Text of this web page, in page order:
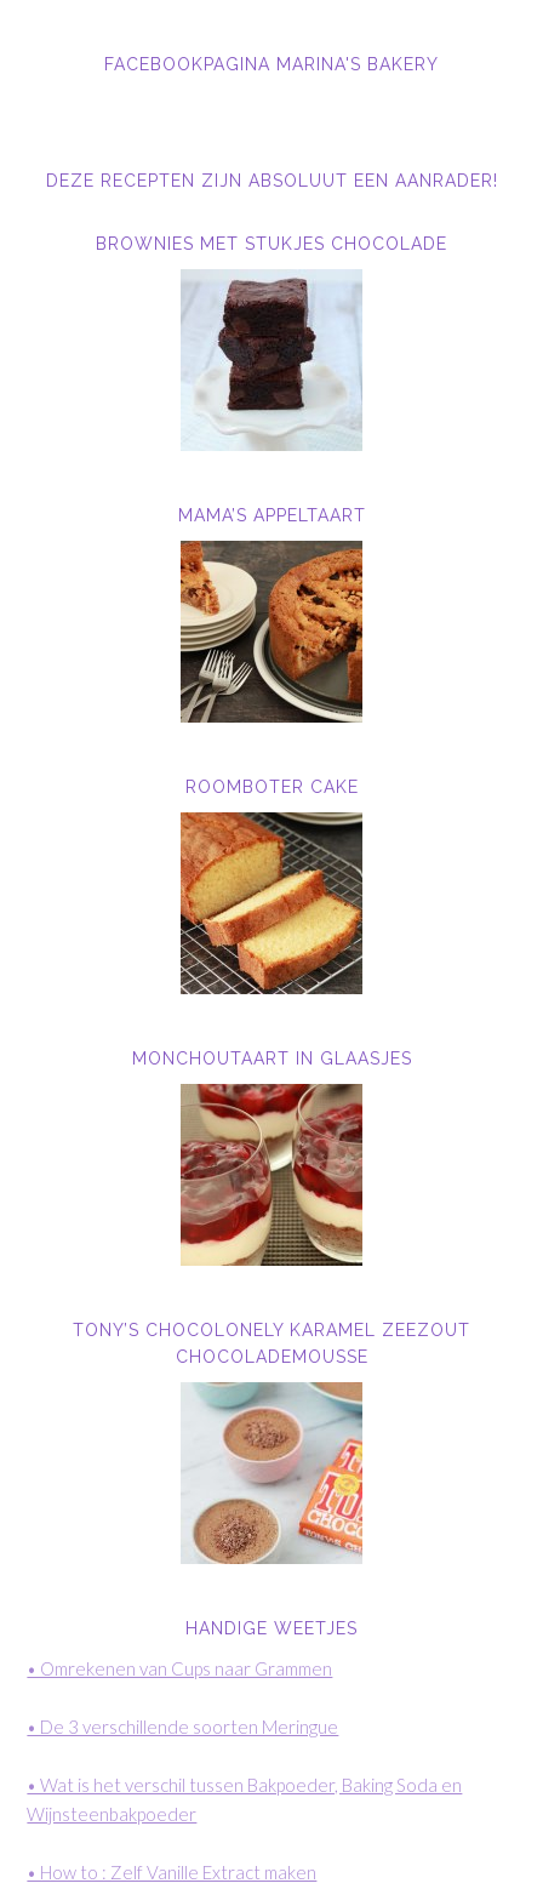
FACEBOOKPAGINA MARINA'S BAKERY
DEZE RECEPTEN ZIJN ABSOLUUT EEN AANRADER!
BROWNIES MET STUKJES CHOCOLADE
MAMA’S APPELTAART
ROOMBOTER CAKE
MONCHOUTAART IN GLAASJES
TONY’S CHOCOLONELY KARAMEL ZEEZOUT
CHOCOLADEMOUSSE
HANDIGE WEETJES
• Omrekenen van Cups naar Grammen
• De 3 verschillende soorten Meringue
• Wat is het verschil tussen Bakpoeder, Baking Soda en
Wijnsteenbakpoeder
• How to : Zelf Vanille Extract maken